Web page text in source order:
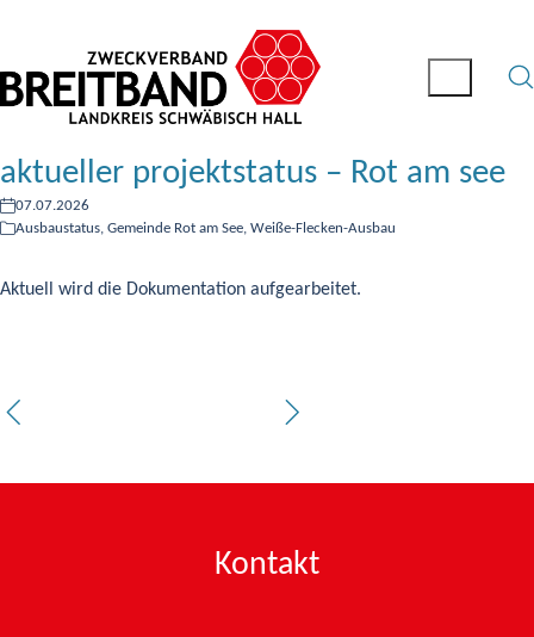
aktueller projektstatus – Rot am see
07.07.2026
Ausbaustatus, Gemeinde Rot am See, Weiße-Flecken-Ausbau
Aktuell wird die Dokumentation aufgearbeitet.
Kontakt